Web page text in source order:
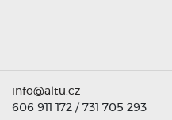
info@altu.cz
606 911 172 / 731 705 293